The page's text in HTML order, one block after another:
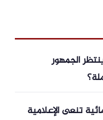
الجمهور
تنعى الإعلامية